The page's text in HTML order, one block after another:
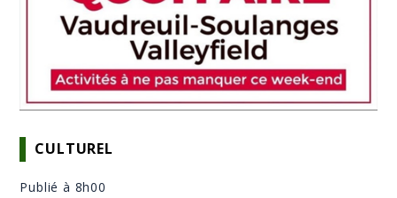
CULTUREL
Publié à 8h00